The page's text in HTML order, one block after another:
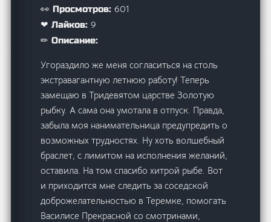
👀 Просмотров:601
❤ Лайков:9
✏ Описание:
Угораздило же меня согласиться на столь
экстравагантную летнюю работу! Теперь
замещаю в Тридевятом царстве Золотую
рыбку. А сама она умотала в отпуск. Правда,
забыла моя нанимательница предупредить о
возможных трудностях. Ну хоть волшебный
браслет, с лимитом на исполнения желаний,
оставила. На том спасибо хитрой рыбе. Вот
и приходится мне следить за соседской
доброжелательностью в Теремке, помогать
Василисе Прекрасной со смотринами,